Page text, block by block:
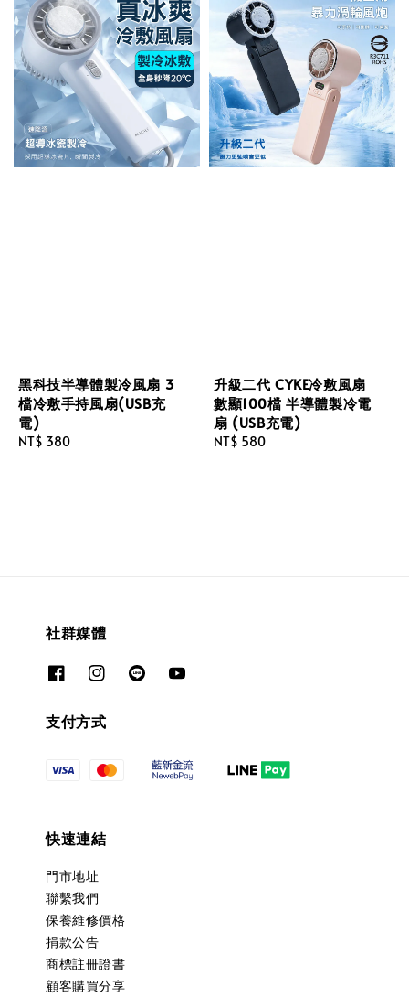
黑科技半導體製冷風扇 3
檔冷敷手持風扇(USB充
電)
Regular
NT$ 380
升級二代 CYKE冷敷風扇
數顯100檔 半導體製冷電
扇 (USB充電)
Regular
NT$ 580
社群媒體
支付方式
快速連結
門市地址
聯繫我們
保養維修價格
捐款公告
商標註冊證書
顧客購買分享